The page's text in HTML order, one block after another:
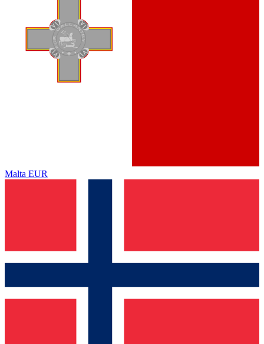
Malta EUR